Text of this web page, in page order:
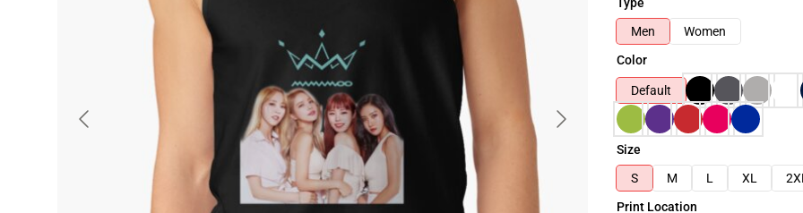
Men
Women
Color
Default
Size
S
M L XL 2XL
Print Location